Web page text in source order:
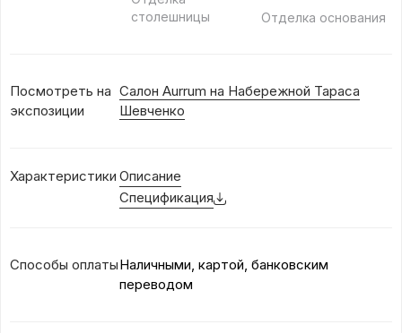
столешницы
Отделка основания
Посмотреть на
экспозиции
Салон Aurrum на Набережной Тараса
Шевченко
Характеристики Описание
Спецификация
Способы оплатыНаличными, картой, банковским
переводом